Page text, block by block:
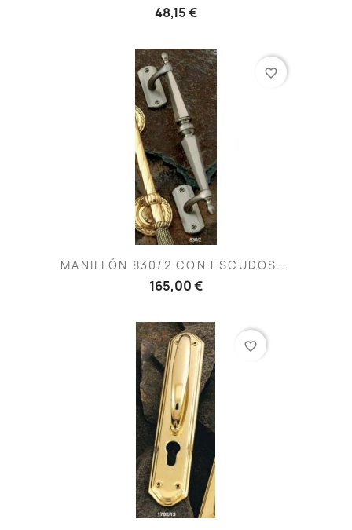
48,15 €
MANILLÓN 830/2 CON ESCUDOS...
165,00 €
favorite_border
favorite_border